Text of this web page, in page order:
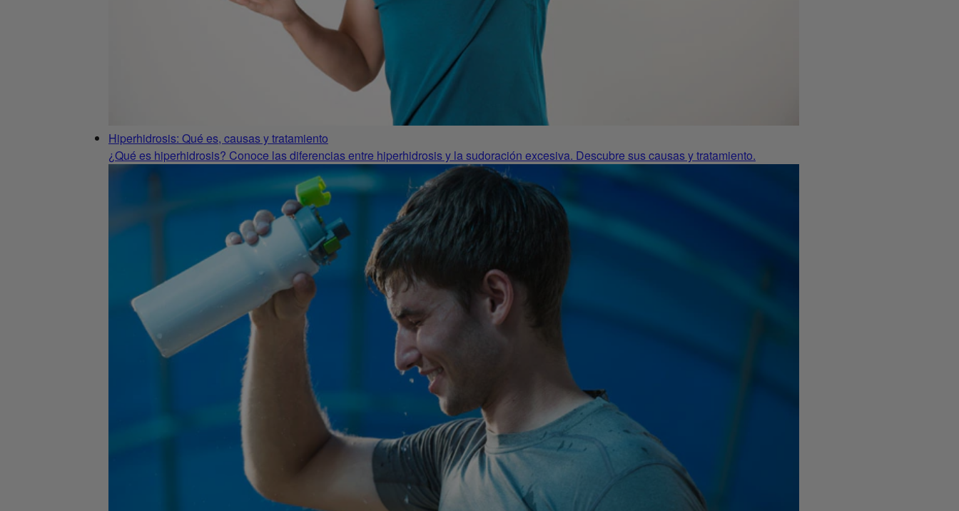
Hiperhidrosis: Qué es, causas y tratamiento
¿Qué es hiperhidrosis? Conoce las diferencias entre hiperhidrosis y la sudoración excesiva. Descubre sus causas y tratamiento.